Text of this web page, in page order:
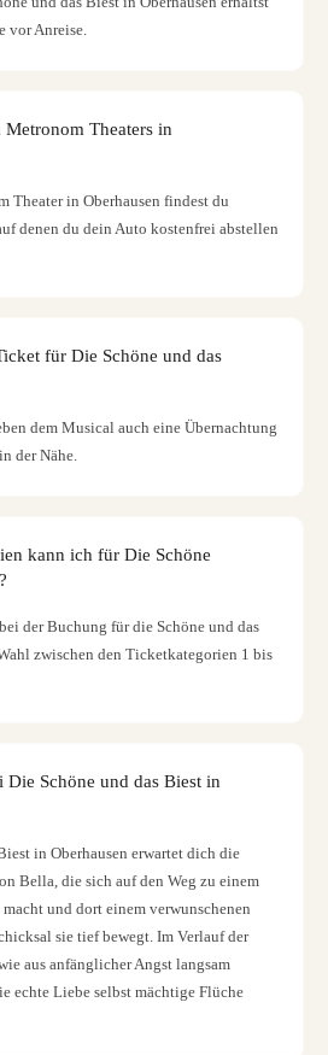
vor Anreise.
Metronom Theaters in
Theater in Oberhausen findest du
denen du dein Auto kostenfrei abstellen
für Die Schöne und das
dem Musical auch eine Übernachtung
der Nähe.
kann ich für Die Schöne
der Buchung für die Schöne und das
zwischen den Ticketkategorien 1 bis
Die Schöne und das Biest in
in Oberhausen erwartet dich die
Bella, die sich auf den Weg zu einem
und dort einem verwunschenen
sie tief bewegt. Im Verlauf der
aus anfänglicher Angst langsam
echte Liebe selbst mächtige Flüche